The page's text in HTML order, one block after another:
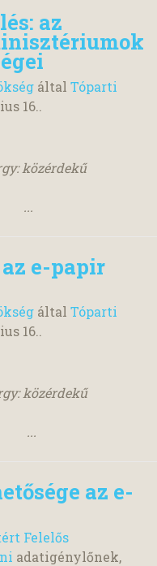
az
által Tóparti
16..
közérdekű
e-papir
által Tóparti
16..
közérdekű
az e-
Felelős
adatigénylőnek,